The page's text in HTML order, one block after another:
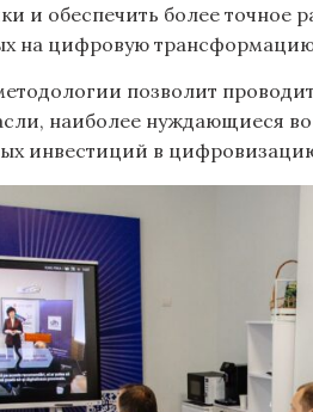
и обеспечить более точное
на цифровую
позволит
наиболее нуждающиеся
инвестиций в